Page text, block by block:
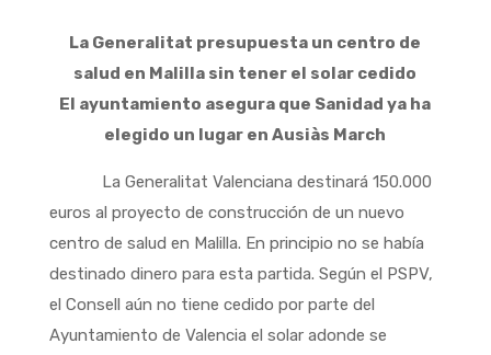
La Generalitat presupuesta un centro de
salud en Malilla sin tener el solar cedido
El ayuntamiento asegura que Sanidad ya ha
elegido un lugar en Ausiàs March
La Generalitat Valenciana destinará 150.000
euros al proyecto de construcción de un nuevo
centro de salud en Malilla. En principio no se había
destinado dinero para esta partida. Según el PSPV,
el Consell aún no tiene cedido por parte del
Ayuntamiento de Valencia el solar adonde se